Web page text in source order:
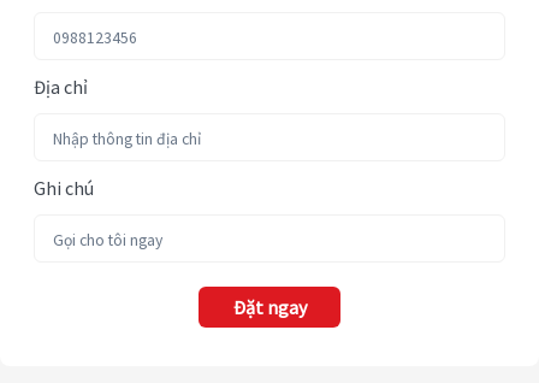
Địa chỉ
Ghi chú
Đặt ngay